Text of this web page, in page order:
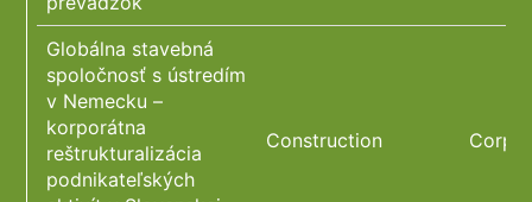
Globálna stavebná
spoločnosť s ústredím
v Nemecku –
korporátna
reštrukturalizácia
podnikateľských
Construction